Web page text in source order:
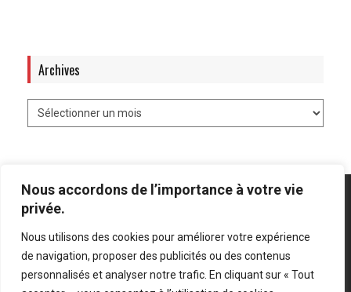
Nous accordons de l’importance à votre vie
privée.
Nous utilisons des cookies pour améliorer votre expérience
de navigation, proposer des publicités ou des contenus
personnalisés et analyser notre trafic. En cliquant sur « Tout
Archives
Mentions légales Politique de confidentialité